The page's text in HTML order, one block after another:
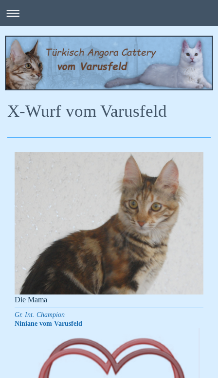
X-Wurf vom Varusfeld
Die Mama
Gr. Int. Champion
Niniane vom Varusfeld